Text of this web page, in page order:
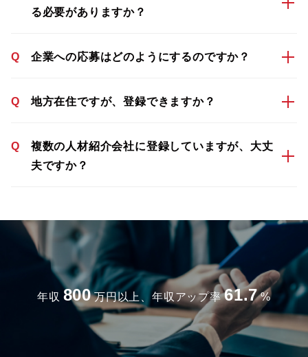
る必要がありますか？
Q 企業への応募はどのようにするのですか？
Q 地方在住ですが、登録できますか？
Q
複数の人材紹介会社に登録していますが、大丈
夫ですか？
年収 800 万円以上、年収アップ率 61.7 %